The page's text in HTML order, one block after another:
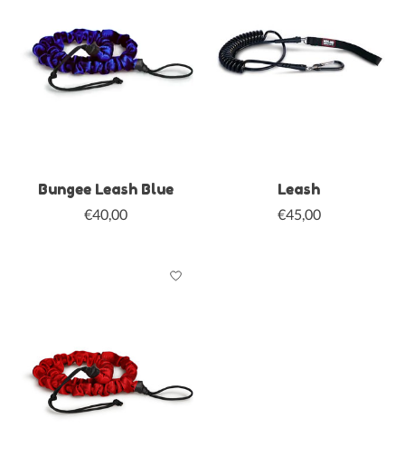
Bungee Leash Blue
€40,00
Leash
€45,00